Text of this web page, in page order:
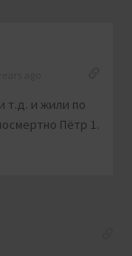
т.д. и жили по
Пётр 1.